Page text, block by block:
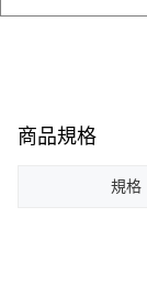
商品規格
規格